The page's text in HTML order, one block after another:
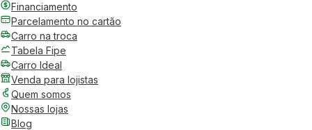
Financiamento
Parcelamento no cartão
Carro na troca
Tabela Fipe
Carro Ideal
Venda para lojistas
Quem somos
Nossas lojas
Blog